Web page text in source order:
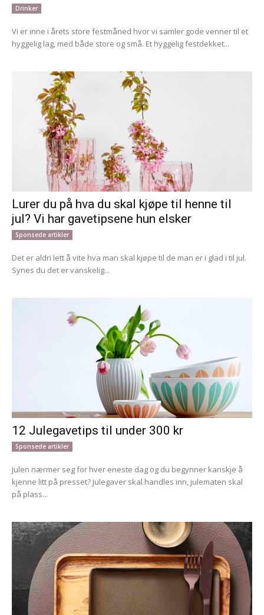
Drinker
Vi er inne i årets store festmåned hvor vi samler gode venner til et
hyggelig lag, med både store og små. Et hyggelig festdekket...
Lurer du på hva du skal kjøpe til henne til
jul? Vi har gavetipsene hun elsker
Sponsede artikler
Det er aldri lett å vite hva man skal kjøpe til de man er i glad i til jul.
Synes du det er vanskelig...
12 Julegavetips til under 300 kr
Sponsede artikler
Julen nærmer seg for hver eneste dag og du begynner kanskje å
kjenne litt på presset? Julegaver skal handles inn, julematen skal
på plass...